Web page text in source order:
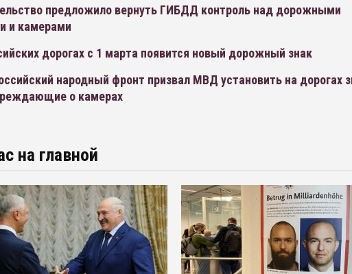
предложило вернуть ГИБДД контроль над дорожными
и камерами
дорогах с 1 марта появится новый дорожный знак
народный фронт призвал МВД установить на дорогах
о камерах
на главной